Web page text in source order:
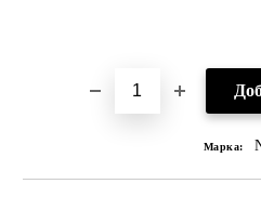
Марка: